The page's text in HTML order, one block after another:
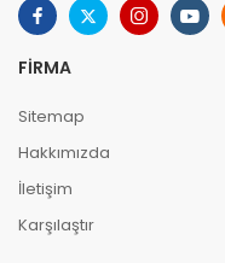
FIRMA
Sitemap
Hakkımızda
İletişim
Karşılaştır